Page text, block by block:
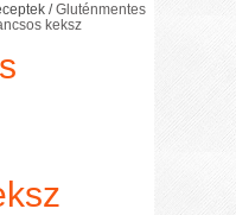
/Gluténmentes
keksz